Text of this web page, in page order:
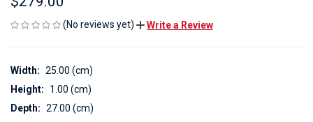
(No reviews yet) Write a Review
Width: 25.00 (cm)
Height:
1.00 (cm)
Depth: 27.00 (cm)